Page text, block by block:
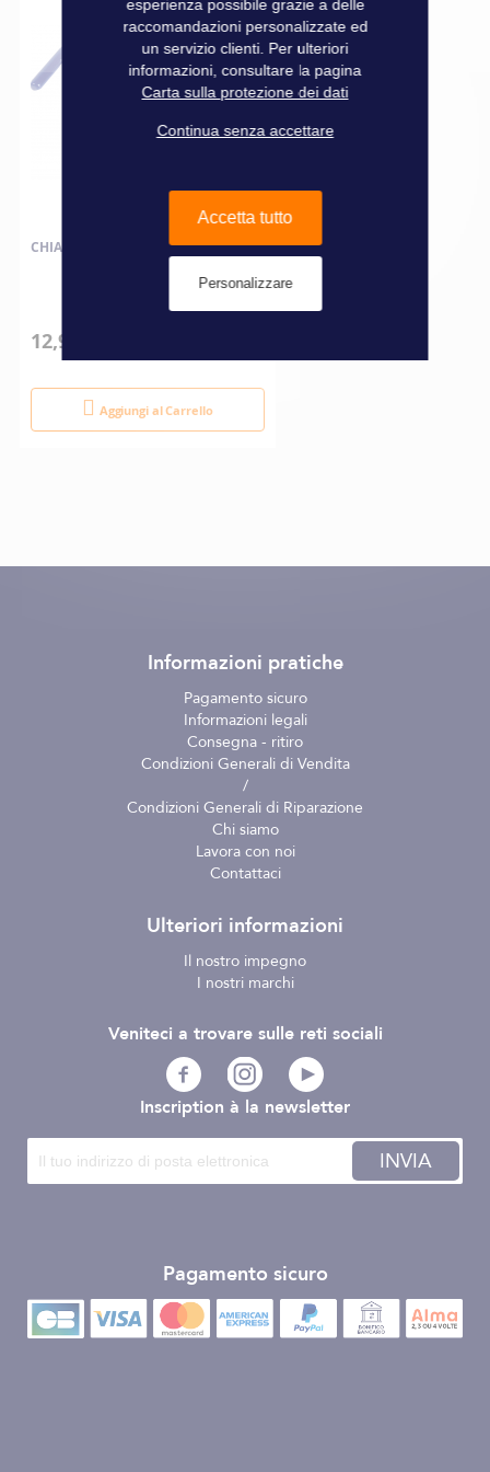
CHIAVE PER CANDELA
12,90 €
Aggiungi al Carrello
Informazioni pratiche
Pagamento sicuro
Informazioni legali
Consegna - ritiro
Condizioni Generali di Vendita
/
Condizioni Generali di Riparazione
Chi siamo
Lavora con noi
Contattaci
Ulteriori informazioni
Il nostro impegno
I nostri marchi
Inscription à la newsletter
INVIA
Pagamento sicuro
Veniteci a trovare sulle reti sociali
esperienza possibile grazie a delle
raccomandazioni personalizzate ed
un servizio clienti. Per ulteriori
informazioni, consultare la pagina
Carta sulla protezione dei dati
Continua senza accettare
Accetta tutto
Personalizzare